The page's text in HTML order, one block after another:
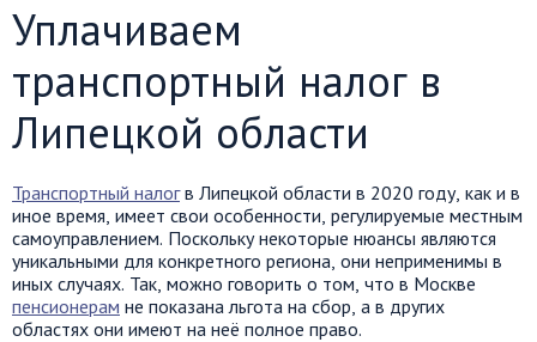
Уплачиваем
транспортный налог в
Липецкой области
Транспортный налогв Липецкой области в 2020 году, как и в
иное время, имеет свои особенности, регулируемые местным
самоуправлением. Поскольку некоторые нюансы являются
уникальными для конкретного региона, они неприменимы в
иных случаях. Так, можно говорить о том, что в Москве
пенсионерам не показана льгота на сбор, а в других
областях они имеют на неё полное право.